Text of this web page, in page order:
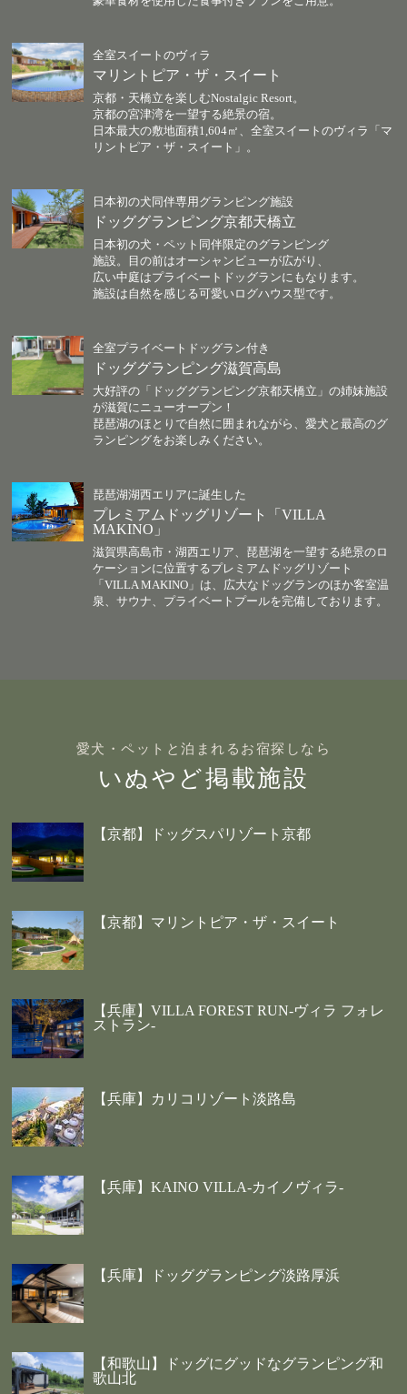
全室スイートのヴィラ
マリントピア・ザ・スイート
京都・天橋立を楽しむNostalgic Resort。
京都の宮津湾を一望する絶景の宿。
日本最大の敷地面積1,604㎡、全室スイートのヴィラ「マ
リントピア・ザ・スイート」。
日本初の犬同伴専用グランピング施設
ドッググランピング京都天橋立
日本初の犬・ペット同伴限定のグランピング
施設。目の前はオーシャンビューが広がり、
広い中庭はプライベートドッグランにもなります。
施設は自然を感じる可愛いログハウス型です。
全室プライベートドッグラン付き
ドッググランピング滋賀高島
大好評の「ドッググランピング京都天橋立」の姉妹施設
が滋賀にニューオープン！
琵琶湖のほとりで自然に囲まれながら、愛犬と最高のグ
ランピングをお楽しみください。
琵琶湖湖西エリアに誕生した
プレミアムドッグリゾート「VILLA
MAKINO」
滋賀県高島市・湖西エリア、琵琶湖を一望する絶景のロ
ケーションに位置するプレミアムドッグリゾート
「VILLA MAKINO」は、広大なドッグランのほか客室温
泉、サウナ、プライベートプールを完備しております。
愛犬・ペットと泊まれるお宿探しなら
いぬやど掲載施設
【京都】ドッグスパリゾート京都
【京都】マリントピア・ザ・スイート
【兵庫】VILLA FOREST RUN-ヴィラ フォレ
ストラン-
【兵庫】カリコリゾート淡路島
【兵庫】KAINO VILLA-カイノヴィラ-
【兵庫】ドッググランピング淡路厚浜
【和歌山】ドッグにグッドなグランピング和
歌山北